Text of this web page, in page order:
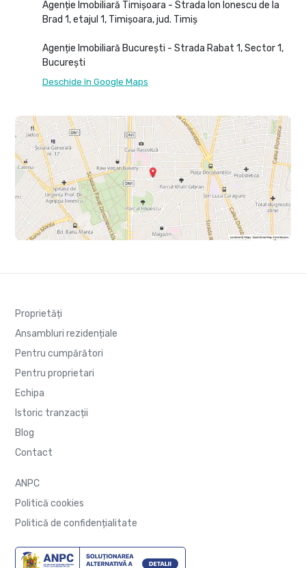
Agenție Imobiliară Timișoara - Strada Ion Ionescu de la
Brad 1, etajul 1, Timișoara, jud. Timiș
Agenție Imobiliară București - Strada Rabat 1, Sector 1,
București
Deschide în Google Maps
Proprietăți
Ansambluri rezidențiale
Pentru cumpărători
Pentru proprietari
Echipa
Istoric tranzacții
Blog
Contact
ANPC
Politică cookies
Politică de confidențialitate